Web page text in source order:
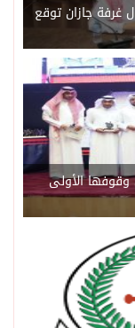
الأعمال غرفة جازان توقع
وقوفها الأولى